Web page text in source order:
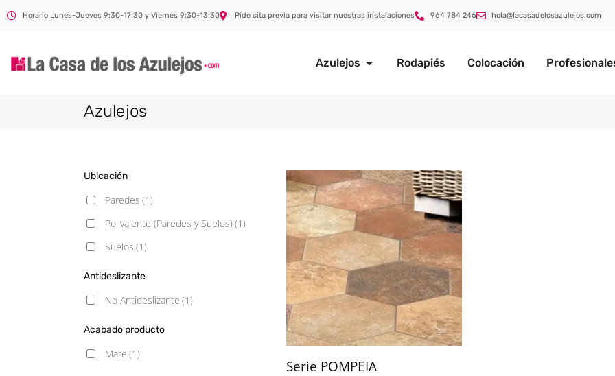
Horario Lunes-Jueves 9:30-17:30 y Viernes 9:30-13:30 Pide cita previa para visitar nuestras instalaciones 964 784 246 hola@lacasadelosazulejos.com
Azulejos Rodapiés Colocación
Azulejos
Ubicación
Paredes (1)
Polivalente (Paredes y Suelos)(1)
Suelos (1)
Antideslizante
No Antideslizante (1)
Acabado producto
Mate (1)
Serie POMPEIA